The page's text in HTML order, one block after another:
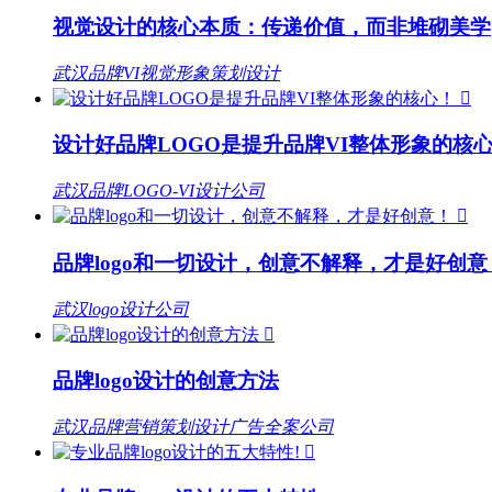
视觉设计的核心本质：传递价值，而非堆砌美学
武汉品牌VI视觉形象策划设计

设计好品牌LOGO是提升品牌VI整体形象的核
武汉品牌LOGO-VI设计公司

品牌logo和一切设计，创意不解释，才是好创意
武汉logo设计公司

品牌logo设计的创意方法
武汉品牌营销策划设计广告全案公司
